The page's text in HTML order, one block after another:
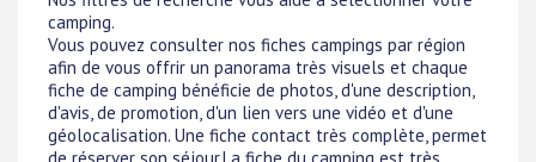
camping.
Vous pouvez consulter nos fiches campings par région
afin de vous offrir un panorama très visuels et chaque
fiche de camping bénéficie de photos, d'une description,
d'avis, de promotion, d'un lien vers une vidéo et d'une
géolocalisation. Une fiche contact très complète, permet